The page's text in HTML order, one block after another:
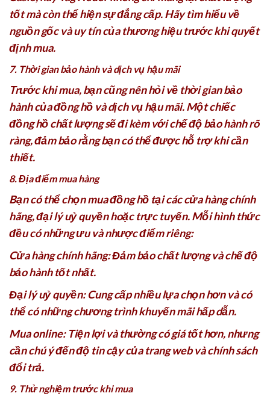
tốt mà còn thể hiện sự đẳng cấp. Hãy tìm hiểu về
nguồn gốc và uy tín của thương hiệu trước khi quyết
định mua.
7. Thời gian bảo hành và dịch vụ hậu mãi
Trước khi mua, bạn cũng nên hỏi về thời gian bảo
hành của đồng hồ và dịch vụ hậu mãi. Một chiếc
đồng hồ chất lượng sẽ đi kèm với chế độ bảo hành rõ
ràng, đảm bảo rằng bạn có thể được hỗ trợ khi cần
thiết.
8. Địa điểm mua hàng
Bạn có thể chọn mua đồng hồ tại các cửa hàng chính
hãng, đại lý uỷ quyền hoặc trực tuyến. Mỗi hình thức
đều có những ưu và nhược điểm riêng:
Cửa hàng chính hãng: Đảm bảo chất lượng và chế độ
bảo hành tốt nhất.
Đại lý uỷ quyền: Cung cấp nhiều lựa chọn hơn và có
thể có những chương trình khuyến mãi hấp dẫn.
Mua online: Tiện lợi và thường có giá tốt hơn, nhưng
cần chú ý đến độ tin cậy của trang web và chính sách
đổi trả.
9. Thử nghiệm trước khi mua